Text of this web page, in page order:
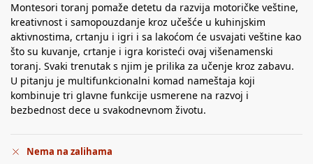
Montesori toranj pomaže detetu da razvija motoričke veštine,
kreativnost i samopouzdanje kroz učešće u kuhinjskim
aktivnostima, crtanju i igri i sa lakoćom će usvajati veštine kao
što su kuvanje, crtanje i igra koristeći ovaj višenamenski
toranj. Svaki trenutak s njim je prilika za učenje kroz zabavu.
U pitanju je multifunkcionalni komad nameštaja koji
kombinuje tri glavne funkcije usmerene na razvoj i
bezbednost dece u svakodnevnom životu.
Nema na zalihama